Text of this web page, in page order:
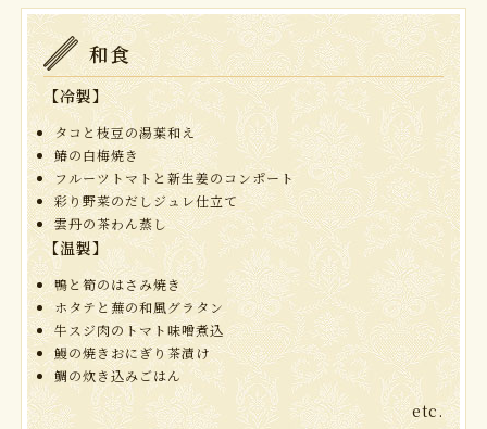
和食
【冷製】
タコと枝豆の湯葉和え
鰆の白梅焼き
フルーツトマトと新生姜のコンポート
彩り野菜のだしジュレ仕立て
雲丹の茶わん蒸し
【温製】
鴨と筍のはさみ焼き
ホタテと蕪の和風グラタン
牛スジ肉のトマト味噌煮込
鰻の焼きおにぎり茶漬け
鯛の炊き込みごはん
etc.